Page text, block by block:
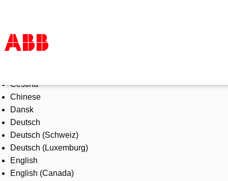
Products & Solutions
Industries
Services
About us
Where to buy
Contact us
Careers
Čeština
Chinese
Dansk
Deutsch
Deutsch (Schweiz)
Deutsch (Luxemburg)
English
English (Canada)